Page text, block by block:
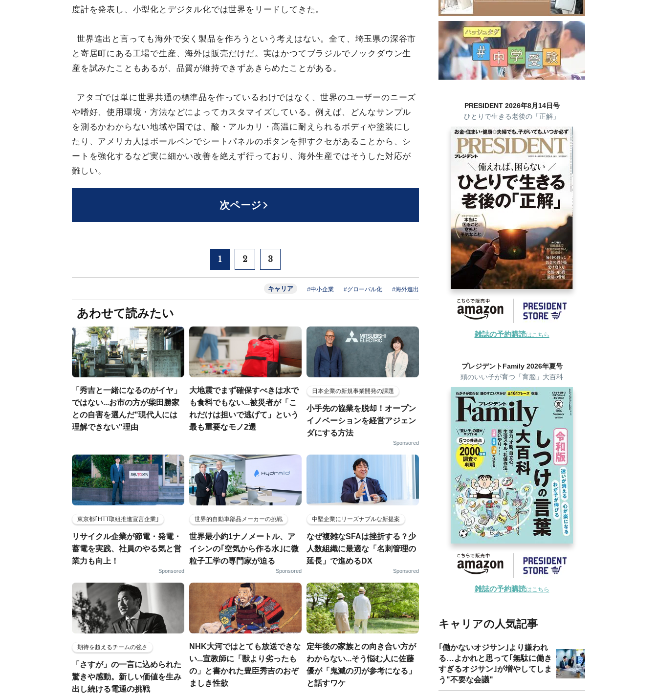
度計を発表し、小型化とデジタル化では世界をリードしてきた。
世界進出と言っても海外で安く製品を作ろうという考えはない。全て、埼玉県の深谷市
と寄居町にある工場で生産、海外は販売だけだ。実はかつてブラジルでノックダウン生
産を試みたこともあるが、品質が維持できずあきらめたことがある。
アタゴでは単に世界共通の標準品を作っているわけではなく、世界のユーザーのニーズ
や嗜好、使用環境・方法などによってカスタマイズしている。例えば、どんなサンプル
を測るかわからない地域や国では、酸・アルカリ・高温に耐えられるボディや塗装にし
たり、アメリカ人はボールペンでシートパネルのボタンを押すクセがあることから、シ
ートを強化するなど実に細かい改善を絶えず行っており、海外生産ではそうした対応が
難しい。
次ページ
1 2 3
キャリア #中小企業 #グローバル化 #海外進出
あわせて読みたい
「秀吉と一緒になるのがイヤ」
ではない...お市の方が柴田勝家
との自害を選んだ"現代人には
理解できない"理由
大地震でまず確保すべきは水で
も食料でもない...被災者が「こ
れだけは担いで逃げて」という
最も重要なモノ2選
日本企業の新規事業開発の課題
小手先の協業を脱却！オープン
イノベーションを経営アジェン
ダにする方法
Sponsored
東京都｢HTT取組推進宣言企業｣
リサイクル企業が節電・発電・
蓄電を実践、社員のやる気と営
業力も向上！
Sponsored
世界的自動車部品メーカーの挑戦
世界最小約1ナノメートル、ア
イシンの｢空気から作る水｣に微
粒子工学の専門家が迫る
Sponsored
中堅企業にリーズナブルな新提案
なぜ複雑なSFAは挫折する？少
人数組織に最適な「名刺管理の
延長」で進めるDX
Sponsored
期待を超えるチームの強さ
「さすが」の一言に込められた
驚きや感動。新しい価値を生み
出し続ける電通の挑戦
NHK大河ではとても放送できな
い...宣教師に「獣より劣ったも
の」と書かれた豊臣秀吉のおぞ
ましき性欲
定年後の家族との向き合い方が
わからない...そう悩む人に佐藤
優が「鬼滅の刃が参考になる」
と話すワケ
PRESIDENT 2026年8月14日号
ひとりで生きる老後の「正解」
雑誌の予約購読はこちら
プレジデントFamily 2026年夏号
頭のいい子が育つ「育脳」大百科
雑誌の予約購読はこちら
キャリアの人気記事
｢働かないオジサン｣より嫌われ
る…よかれと思って｢無駄に働き
すぎるオジサン｣が増やしてしま
う"不要な会議"